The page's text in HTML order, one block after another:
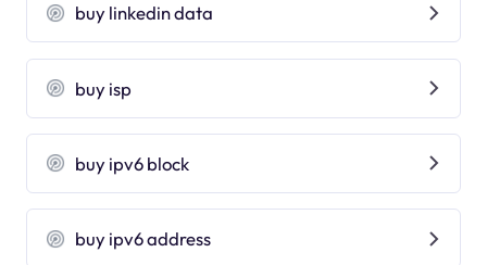
buy linkedin data
buy isp
buy ipv6 block
buy ipv6 address